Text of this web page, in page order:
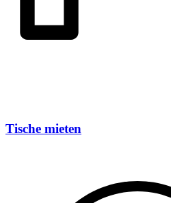
Tische mieten